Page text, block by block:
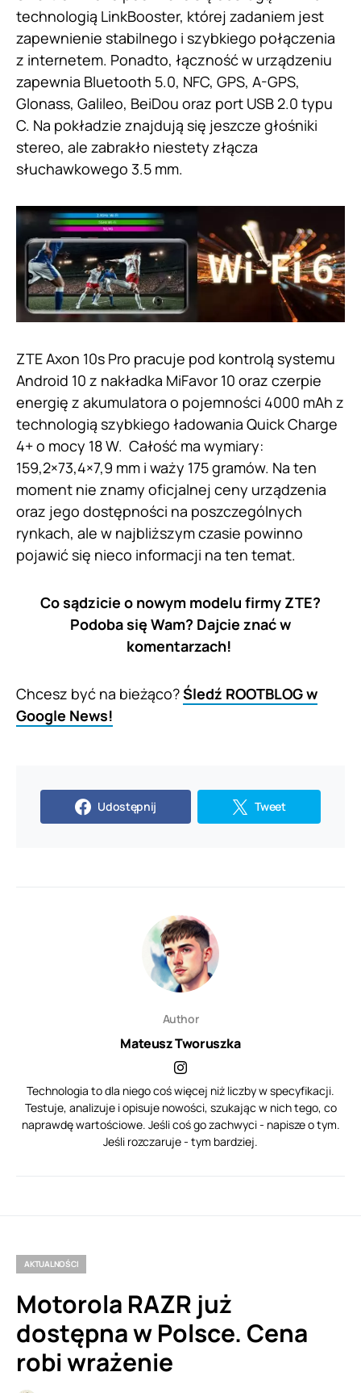
technologią LinkBooster, której zadaniem jest
zapewnienie stabilnego i szybkiego połączenia
z internetem. Ponadto, łączność w urządzeniu
zapewnia Bluetooth 5.0, NFC, GPS, A-GPS,
Glonass, Galileo, BeiDou oraz port USB 2.0 typu
C. Na pokładzie znajdują się jeszcze głośniki
stereo, ale zabrakło niestety złącza
słuchawkowego 3.5 mm.
ZTE Axon 10s Pro pracuje pod kontrolą systemu
Android 10 z nakładka MiFavor 10 oraz czerpie
energię z akumulatora o pojemności 4000 mAh z
technologią szybkiego ładowania Quick Charge
4+ o mocy 18 W. Całość ma wymiary:
159,2×73,4×7,9 mm i waży 175 gramów. Na ten
moment nie znamy oficjalnej ceny urządzenia
oraz jego dostępności na poszczególnych
rynkach, ale w najbliższym czasie powinno
pojawić się nieco informacji na ten temat.
Co sądzicie o nowym modelu firmy ZTE?
Podoba się Wam? Dajcie znać w
komentarzach!
Chcesz być na bieżąco?Śledź ROOTBLOG w
Google News!
Udostępnij Tweet
Author
Mateusz Tworuszka
Technologia to dla niego coś więcej niż liczby w specyfikacji.
Testuje, analizuje i opisuje nowości, szukając w nich tego, co
naprawdę wartościowe. Jeśli coś go zachwyci - napisze o tym.
Jeśli rozczaruje - tym bardziej.
AKTUALNOŚCI
Motorola RAZR już
dostępna w Polsce. Cena
robi wrażenie